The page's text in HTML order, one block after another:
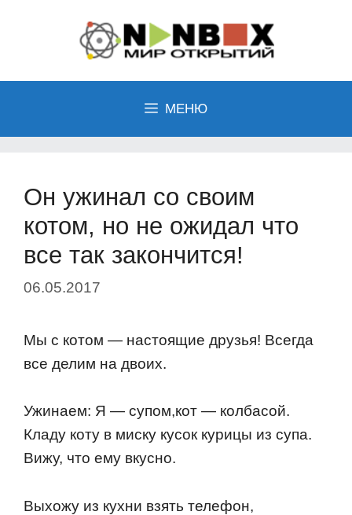
содержимому
МЕНЮ
Он ужинал со своим
котом, но не ожидал что
все так закончится!
06.05.2017
Мы с котом — настоящие друзья! Всегда
все делим на двоих.
Ужинаем: Я — супом,кот — колбасой.
Кладу коту в миску кусок курицы из супа.
Вижу, что ему вкусно.
Выхожу из кухни взять телефон,